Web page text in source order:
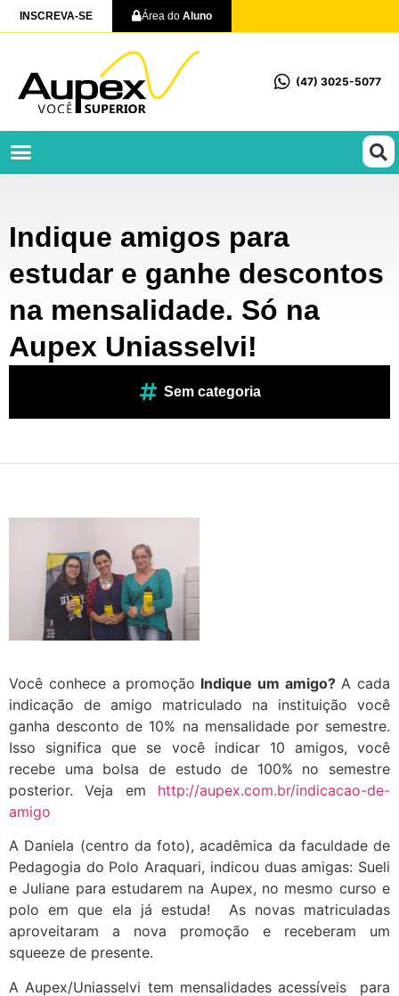
INSCREVA-SE Área do Aluno
(47) 3025-5077
Indique amigos para
estudar e ganhe descontos
na mensalidade. Só na
Aupex Uniasselvi!
Sem categoria
Você conhece a promoção Indique um amigo?A cada
indicação de amigo matriculado na instituição você
ganha desconto de 10% na mensalidade por semestre.
Isso significa que se você indicar 10 amigos, você
recebe uma bolsa de estudo de 100% no semestre
posterior. Veja em http://aupex.com.br/indicacao-de-
amigo
A Daniela (centro da foto), acadêmica da faculdade de
Pedagogia do Polo Araquari, indicou duas amigas: Sueli
e Juliane para estudarem na Aupex, no mesmo curso e
polo em que ela já estuda! As novas matriculadas
aproveitaram a nova promoção e receberam um
squeeze de presente.
A Aupex/Uniasselvi tem mensalidades acessíveis para